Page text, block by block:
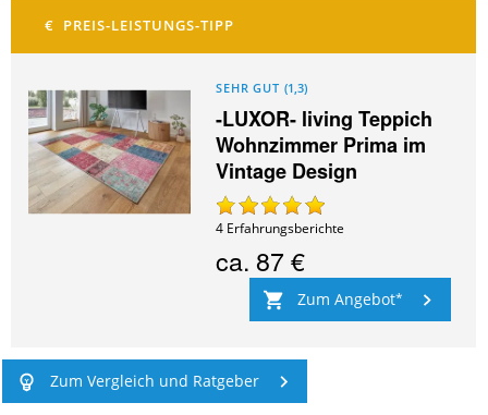
SEHR GUT (1,3)
-LUXOR- living Teppich
Wohnzimmer Prima im
Vintage Design
4 Erfahrungsberichte
ca. 87 €
Zum Angebot
Zum Vergleich und Ratgeber